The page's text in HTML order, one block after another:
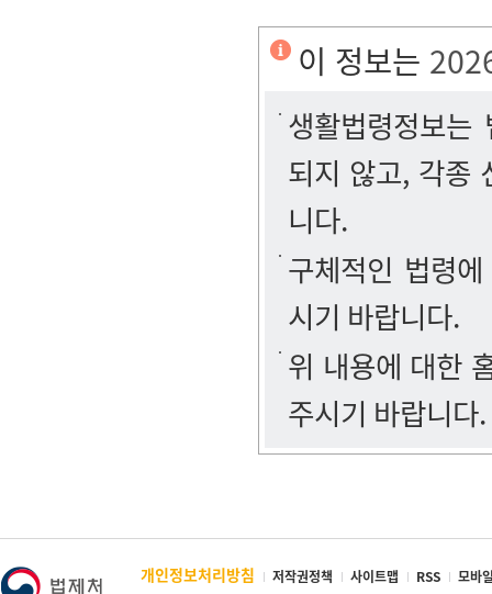
이 정보는
생활법령정보
되지 않고, 각종
니다.
구체적인 법령
시기 바랍니다.
위 내용에 대한
주시기 바랍니다.
개인정보처리방침 저작권정책 사이트맵 RSS 모바